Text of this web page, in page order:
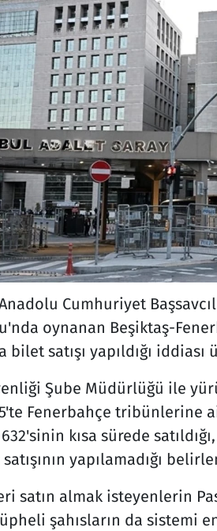
Cumhuriyet
oynanan Beşiktaş-
bilet satışı yapıldığı
Şube Müdürlüğü ile
Fenerbahçe tribünlerine
kısa sürede
yapılamadığı
satın almak isteyenlerin
şahısların da sistemi